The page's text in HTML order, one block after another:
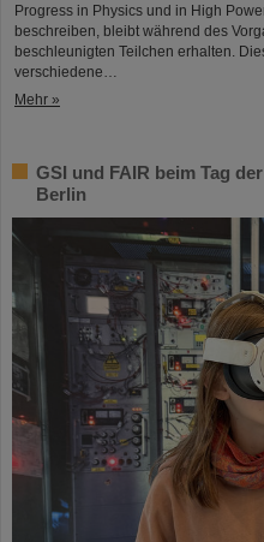
Progress in Physics und in High
beschreiben, bleibt während des
beschleunigten Teilchen erhalten.
verschiedene…
Mehr »
GSI und FAIR beim Tag
Berlin